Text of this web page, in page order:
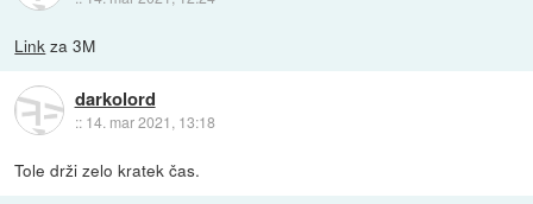
Link za 3M
darkolord
:: 14. mar 2021, 13:18
Tole drži zelo kratek čas.